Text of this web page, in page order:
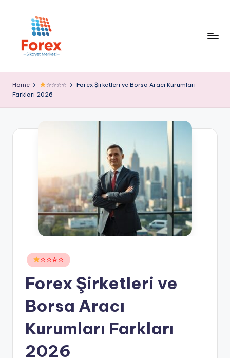
Home ☆☆☆☆
Forex Şirketleri ve Borsa Aracı Kurumları
Farkları 2026
Posted
in
☆☆☆☆
Forex Şirketleri ve
Borsa Aracı
Kurumları Farkları
2026